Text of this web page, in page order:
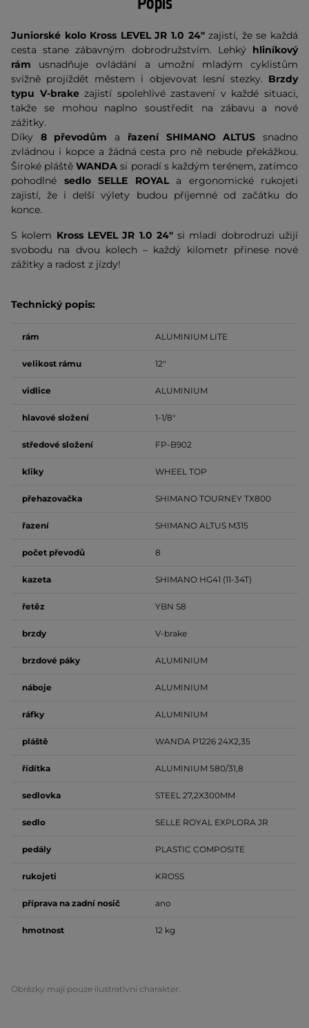
Juniorské kolo Kross LEVEL JR 1.0 24"zajistí, že se každá
cesta stane zábavným dobrodružstvím. Lehký hliníkový
rám usnadňuje ovládání a umožní mladým cyklistům
svižně projíždět městem i objevovat lesní stezky. Brzdy
typu V-brakezajistí spolehlivé zastavení v každé situaci,
takže se mohou naplno soustředit na zábavu a nové
zážitky.
Díky 8 převodům a řazení SHIMANO ALTUS snadno
zvládnou i kopce a žádná cesta pro ně nebude překážkou.
Široké pláštěWANDA si poradí s každým terénem, zatímco
pohodlné sedlo SELLE ROYALa ergonomické rukojeti
zajistí, že i delší výlety budou příjemné od začátku do
konce.
S kolem Kross LEVEL JR 1.0 24"si mladí dobrodruzi užijí
svobodu na dvou kolech – každý kilometr přinese nové
zážitky a radost z jízdy!
Technický popis:
rám ALUMINIUM LITE
velikost rámu 12"
vidlice ALUMINIUM
hlavové složení 1-1/8"
středové složení FP-B902
kliky WHEEL TOP
přehazovačka SHIMANO TOURNEY TX800
řazení SHIMANO ALTUS M315
počet převodů 8
kazeta SHIMANO HG41 (11-34T)
řetěz YBN S8
brzdy V-brake
brzdové páky ALUMINIUM
náboje ALUMINIUM
ráfky ALUMINIUM
pláště WANDA P1226 24X2,35
řídítka ALUMINIUM 580/31,8
sedlovka STEEL 27,2X300MM
sedlo SELLE ROYAL EXPLORA JR
pedály PLASTIC COMPOSITE
rukojeti KROSS
příprava na zadní nosič ano
hmotnost 12 kg
Obrázky mají pouze ilustrativní charakter.